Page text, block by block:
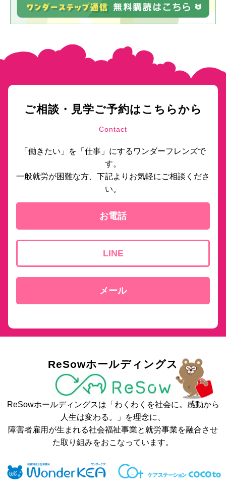
ご相談・見学ご予約はこちらから
Contact
「働きたい」を「仕事」にするワンダーフレンズで
す。
一般就労が困難な方、下記よりお気軽にご相談くださ
い。
お電話
LINE
メール
ReSowホールディングス
ReSowホールディングスは「わくわくを社会に。感動から
人生は変わる。」を理念に、
障害者雇用が生まれる社会福祉事業と就労事業を融合させ
た取り組みをおこなっています。